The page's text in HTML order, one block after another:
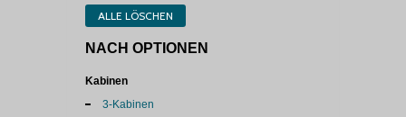
ALLE LÖSCHEN
NACH OPTIONEN
Kabinen
3-Kabinen